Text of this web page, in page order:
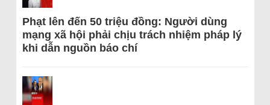
Phạt lên đến 50 triệu đồng: Người dùng
mạng xã hội phải chịu trách nhiệm pháp lý
khi dẫn nguồn báo chí